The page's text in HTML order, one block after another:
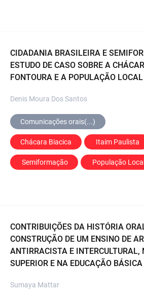
CIDADANIA BRASILEIRA E
ESTUDO DE CASO SOBRE A
FONTOURA E A POPULAÇÃO LOCAL
Denis Moura Dos Santos
Comunicações orais(...)
Chácara Biacica Itaim Paulista
Semiformação População Local
CONTRIBUIÇÕES DA HISTÓRIA
CONSTRUÇÃO DE UM ENSINO DE
ANTIRRACISTA E INTERCULTURAL,
SUPERIOR E NA EDUCAÇÃO BÁSICA
Sumaya Mattar